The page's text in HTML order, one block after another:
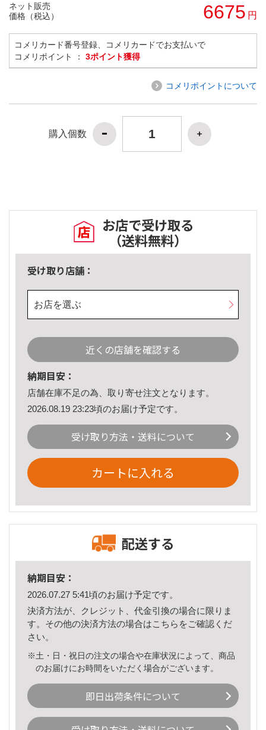
ネット販売
価格（税込）
6675 円
コメリカード番号登録、コメリカードでお支払いで
コメリポイント ： 3ポイント獲得
コメリポイントについて
購入個数
お店で受け取る
（送料無料）
受け取り店舗：
お店を選ぶ
近くの店舗を確認する
納期目安：
店舗在庫不足の為、取り寄せ注文となります。
2026.08.19 23:23頃のお届け予定です。
受け取り方法・送料について
カートに入れる
配送する
納期目安：
2026.07.27 5:41頃のお届け予定です。
決済方法が、クレジット、代金引換の場合に限りま
す。その他の決済方法の場合はこちら をご確認くだ
さい。
※土・日・祝日の注文の場合や在庫状況によって、商品
のお届けにお時間をいただく場合がございます。
即日出荷条件について